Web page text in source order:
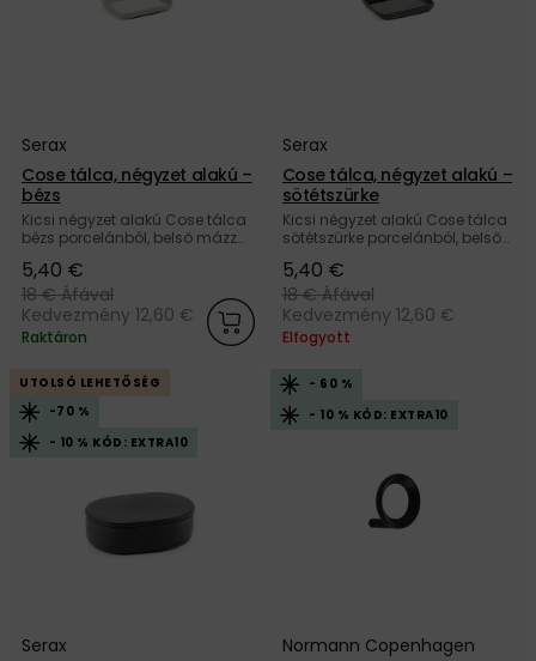
Serax
Cose tálca, négyzet alakú –
bézs
Kicsi négyzet alakú Cose tálca
bézs porcelánból, belső mázzal,
5,40 €
18 €Áfával
Kedvezmény 12,60 €
Raktáron
Serax
Cose tálca, négyzet alakú –
sötétszürke
Kicsi négyzet alakú Cose tálca
sötétszürke porcelánból, belső
márkától.
5,40 €
18 €Áfával
Kedvezmény 12,60 €
Elfogyott
UTOLSÓ LEHETŐSÉG
-70 %
- 10 % KÓD: EXTRA10
Serax
- 60 %
- 10 % KÓD: EXTRA10
Normann Copenhagen